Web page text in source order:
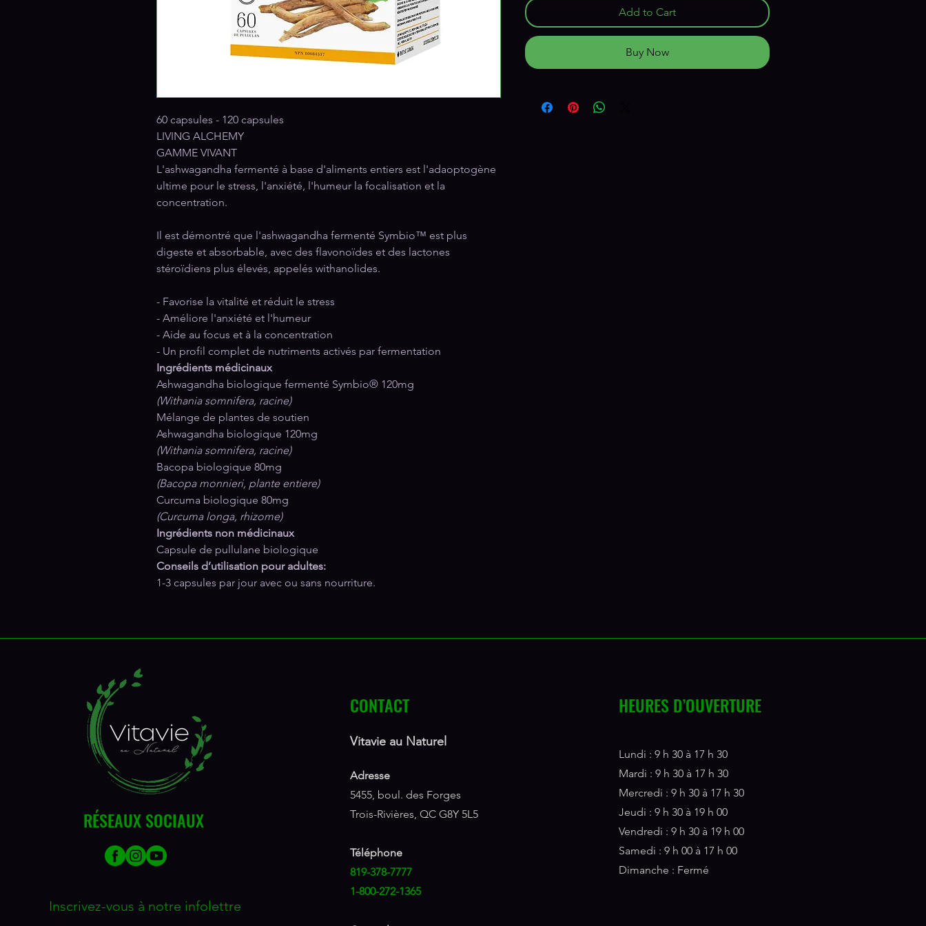
60 capsules - 120 capsules
LIVING ALCHEMY
GAMME VIVANT
L'ashwagandha fermenté à base d'aliments entiers est l'adaoptogène
ultime pour le stress, l'anxiété, l'humeur la focalisation et la
concentration.
Il est démontré que l'ashwagandha fermenté Symbio™ est plus
digeste et absorbable, avec des flavonoïdes et des lactones
stéroïdiens plus élevés, appelés withanolides.
- Favorise la vitalité et réduit le stress
- Améliore l'anxiété et l'humeur
- Aide au focus et à la concentration
- Un profil complet de nutriments activés par fermentation
Ingrédients médicinaux
Ashwagandha biologique fermenté Symbio® 120mg
(Withania somnifera, racine)
Mélange de plantes de soutien
Ashwagandha biologique 120mg
(Withania somnifera, racine)
Bacopa biologique 80mg
(Bacopa monnieri, plante entiere)
Curcuma biologique 80mg
(Curcuma longa, rhizome)
Ingrédients non médicinaux
Capsule de pullulane biologique
Conseils d’utilisation pour adultes:
1-3 capsules par jour avec ou sans nourriture.
Add to Cart
Buy Now
RÉSEAUX SOCIAUX
Inscrivez-vous à notre infolettre
CONTACT
Vitavie au Naturel
Adresse
5455, boul. des Forges
Trois-Rivières, QC G8Y 5L5
Téléphone
819-378-7777
1-800-272-1365
HEURES D’OUVERTURE
Lundi : 9 h 30 à 17 h 30
Mardi : 9 h 30 à 17 h 30
Mercredi : 9 h 30 à 17 h 30
Jeudi : 9 h 30 à 19 h 00
Vendredi : 9 h 30 à 19 h 00
Samedi : 9 h 00 à 17 h 00
Dimanche : Fermé